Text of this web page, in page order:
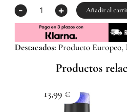
-
Moyra
cantidad
+ Añadir al
Destacados: Producto
Productos
13,99 €